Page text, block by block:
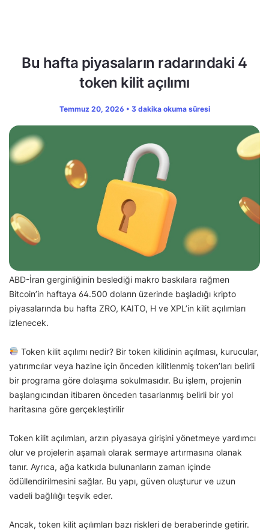
Bu hafta piyasaların radarındaki 4
token kilit açılımı
Temmuz 20, 2026 • 3 dakika okuma süresi
ABD-İran gerginliğinin beslediği makro baskılara rağmen
Bitcoin’in haftaya 64.500 doların üzerinde başladığı kripto
piyasalarında bu hafta ZRO, KAITO, H ve XPL’in kilit açılımları
izlenecek.
Token kilit açılımı nedir? Bir token kilidinin açılması, kurucular,
yatırımcılar veya hazine için önceden kilitlenmiş token’ları belirli
bir programa göre dolaşıma sokulmasıdır. Bu işlem, projenin
başlangıcından itibaren önceden tasarlanmış belirli bir yol
haritasına göre gerçekleştirilir
Token kilit açılımları, arzın piyasaya girişini yönetmeye yardımcı
olur ve projelerin aşamalı olarak sermaye artırmasına olanak
tanır. Ayrıca, ağa katkıda bulunanların zaman içinde
ödüllendirilmesini sağlar. Bu yapı, güven oluşturur ve uzun
vadeli bağlılığı teşvik eder.
Ancak, token kilit açılımları bazı riskleri de beraberinde getirir.